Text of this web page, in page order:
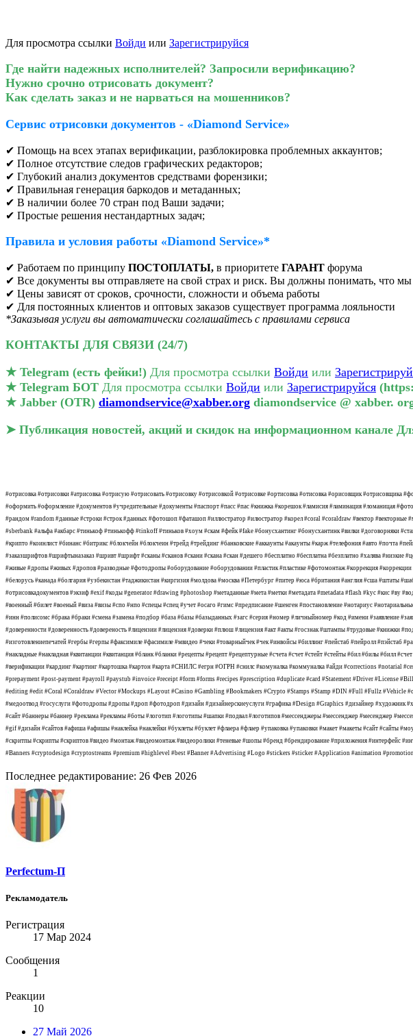
Для просмотра ссылки Войди или Зарегистрируйся
Где найти надежных исполнителей? Запросили верификацию?
Нужно срочно отрисовать документ?
Как сделать заказ и не нарваться на мошенников?
Сервис отрисовки документов - «Diamond Service»
✔ Помощь на всех этапах верификации, разблокировка проблемных аккаунтов;
✔ Полное отсутствие следов графических редакторов;
✔ Глубокий анализ документов средствами форензики;
✔ Правильная генерация баркодов и метаданных;
✔ В наличии более 70 стран под Ваши задачи;
✔ Простые решения нестандартных задач;
Правила и условия работы «Diamond Service»*
✔ Работаем по принципу ПОСТОПЛАТЫ, в приоритете ГАРАНТ форума
✔ Все документы вы отправляете на свой страх и риск. Вы должны понимать, что
✔ Цены зависят от сроков, срочности, сложности и объема работы
✔ Для постоянных клиентов и оптовых заказов существует программа лояльности
*Заказывая услуги вы автоматически соглашайтесь с правилами сервиса
КОНТАКТЫ ДЛЯ СВЯЗИ (24/7)️
★ Telegram (есть фейки!) Для просмотра ссылки Войди или
★ Telegram БОТ Для просмотра ссылки Войди или Зарегистрируйся
★ Jabber (OTR) diamondservice@xabber.org diamondservice @ xabber.
➤ Публикация новостей, акций и скидок на информационном канале
#отрисовка #отрисовки #атрисовка #отрисую #отрисовать #отрисовку #отрисовкой #отрисовке #ортисовка #отисовка #орисовщик #отрисовщика
#оформить #оформление #документов #учредительные #документы #паспорт #пасс #пас #книжка #корешок #ламисия #ламинация #ломаницая
#рандом #random #данные #строки #строк #данных #фотошоп #фаташоп #иллюстратор #илюстратор #корел #coral #coraldraw #вектор #векторные
#sberbank #альфа #акбарс #тинькоф #тинькофф #tinkoff #тиньков #хоум #скам #фейк #fake #бонусхантинг #бонусхантинк #вилки #договорняки
#крипто #коинлист #бинанс #битрикс #блокчейн #блокчеин #трейд #трейдинг #банковские #аккаунты #акаунты #карж #телефония #авто
#заказшрифтов #шрифтыназаказ #шривт #шрифт #сканы #сканов #скани #скана #скан #дешего #бесплатно #бесплатна #безплатно #халява
#живые #дропы #живых #дропов #разводные #фотодропы #оборудование #оборудовании #пластик #пластике #фотомонтаж #коррекция
#белорусь #канада #болгария #узбекистан #таджикистан #киргизия #молдова #москва #Петербург #питер #юса #британия #англия #сша
#отрисовкадокументов #экзиф #exif #коды #generator #drawing #photoshop #метаданные #мета #метки #метадата #metadata #flash #kyc #кис #ву
#военный #билет #военый #виза #визы #спо #нпо #спецы #спец #учет #осаго #гимс #предписание #шенген #постановление #нотариус
#инн #полисомс #брака #браки #смена #замена #подбор #база #базы #базыданных #загс #серия #номер #личныйномер #код #имени #заявление
#доверенности #доверенность #довереность #лицензии #лицензия #доверки #плюш #лицензия #акт #акты #госзнак #штампы #трудовые
#изготовлениепечатей #гербы #герпы #факсимиле #фасимиле #мвидео #чеки #товарныйчек #чек #инвойсы #биллинг #пейстаб #пейролл
#накладные #накладная #квитанции #квитанция #бланк #бланки #рецепты #рецепт #рецептурные #счета #счет #стейт #стейты #бил #билы #билл
#верификации #кардинг #картинг #картошка #картон #карта #СНИЛС #егрн #ОГРН #снилс #комуналка #коммуналка #айди #corrections
#prepayment #post-payment #payroll #paystub #invoice #receipt #form #forms #recipes #prescription #duplicate #card #Statement #Driver #License
#editing #edit #Coral #Coraldraw #Vector #Mockups #Layout #Casino #Gambling #Bookmakers #Crypto #Stamps #Stamp #DIN #Full #Fullz #Vehicle
#медоотвод #госуслуги #фотодропы #дропы #дроп #фотодроп #дизайн #дизайнерскиеуслуги #графика #Design #Graphics #дизайнер #художник
#сайт #баннеры #баннер #реклама #рекламы #боты #логотип #логотипы #шапки #подвал #логотипов #мессенджеры #мессенджер #месенджер
#gif #дизайн #сайтов #афиша #афишы #наклейка #наклейки #буклеты #буклет #флаера #флаер #упаковка #упаковки #макет #макеты #сайт
#скритпы #скрипты #скриптов #видео #монтаж #видеомонтаж #видеоролики #теневые #шопы #бренд #брендирование #приложения #интерфейс
#Banners #cryptodesign #cryptostreams #premium #highlevel #best #Banner #Advertising #Logo #stickers #sticker #Application #animation
Последнее редактирование: 26 Фев 2026
Perfectum-П
Рекламодатель
Регистрация
17 Мар 2024
Сообщения
1
Реакции
10
27 Май 2026